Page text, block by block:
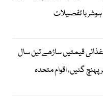
قیمتیں ساڑھے تین سال
گئیں، اقوام متحدہ